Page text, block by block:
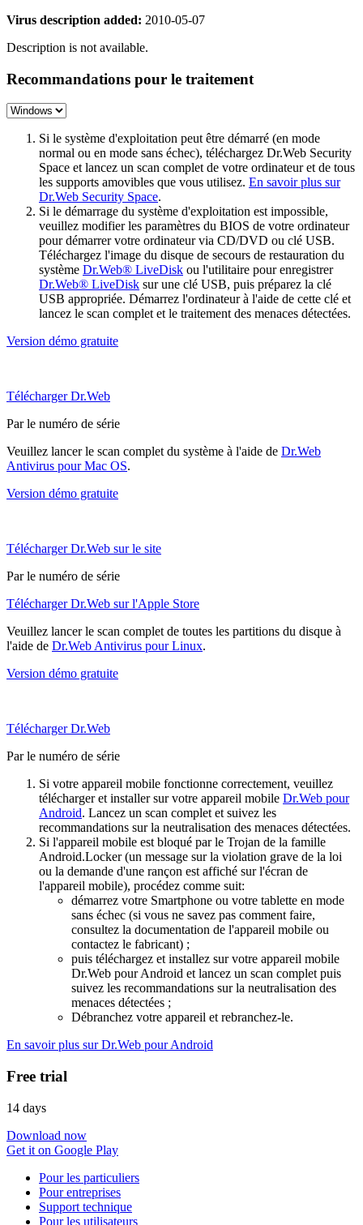
Virus description added: 2010-05-07
Description is not available.
Recommandations pour le traitement
Si le système d'exploitation peut être démarré (en mode
normal ou en mode sans échec), téléchargez Dr.Web Security
Space et lancez un scan complet de votre ordinateur et de tous
les supports amovibles que vous utilisez. En savoir plus sur
Dr.Web Security Space.
Si le démarrage du système d'exploitation est impossible,
veuillez modifier les paramètres du BIOS de votre ordinateur
pour démarrer votre ordinateur via CD/DVD ou clé USB.
Téléchargez l'image du disque de secours de restauration du
système Dr.Web® LiveDisk ou l'utilitaire pour enregistrer
Dr.Web® LiveDisk sur une clé USB, puis préparez la clé
USB appropriée. Démarrez l'ordinateur à l'aide de cette clé et
lancez le scan complet et le traitement des menaces détectées.
Version démo gratuite
Télécharger Dr.Web
Par le numéro de série
Veuillez lancer le scan complet du système à l'aide de Dr.Web
Antivirus pour Mac OS.
Version démo gratuite
Télécharger Dr.Web sur le site
Par le numéro de série
Télécharger Dr.Web sur l'Apple Store
Veuillez lancer le scan complet de toutes les partitions du disque à
l'aide de Dr.Web Antivirus pour Linux.
Version démo gratuite
Télécharger Dr.Web
Par le numéro de série
Si votre appareil mobile fonctionne correctement, veuillez
télécharger et installer sur votre appareil mobile Dr.Web pour
Android. Lancez un scan complet et suivez les
recommandations sur la neutralisation des menaces détectées.
Si l'appareil mobile est bloqué par le Trojan de la famille
Android.Locker (un message sur la violation grave de la loi
ou la demande d'une rançon est affiché sur l'écran de
l'appareil mobile), procédez comme suit:
démarrez votre Smartphone ou votre tablette en mode
sans échec (si vous ne savez pas comment faire,
consultez la documentation de l'appareil mobile ou
contactez le fabricant) ;
puis téléchargez et installez sur votre appareil mobile
Dr.Web pour Android et lancez un scan complet puis
suivez les recommandations sur la neutralisation des
menaces détectées ;
Débranchez votre appareil et rebranchez-le.
En savoir plus sur Dr.Web pour Android
Free trial
14 days
Download now
Get it on Google Play
Pour les particuliers
Pour entreprises
Support technique
Pour les utilisateurs